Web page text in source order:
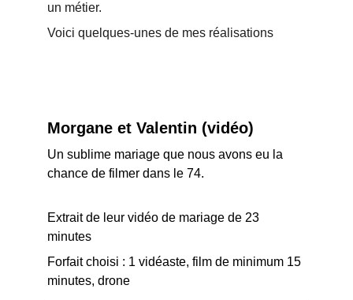
un métier.
Voici quelques-unes de mes réalisations
Morgane et Valentin (vidéo)
Un sublime mariage que nous avons eu la
chance de filmer dans le 74.
Extrait de leur vidéo de mariage de 23
minutes
Forfait choisi : 1 vidéaste, film de minimum 15
minutes, drone